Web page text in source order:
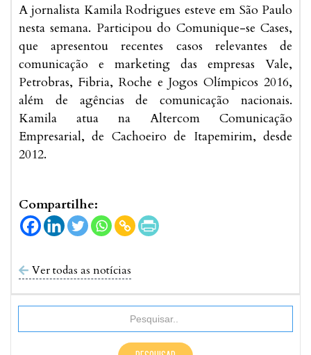
A jornalista Kamila Rodrigues esteve em São Paulo
nesta semana. Participou do Comunique-se Cases,
que apresentou recentes casos relevantes de
comunicação e marketing das empresas Vale,
Petrobras, Fibria, Roche e Jogos Olímpicos 2016,
além de agências de comunicação nacionais.
Kamila atua na Altercom Comunicação
Empresarial, de Cachoeiro de Itapemirim, desde
2012.
Compartilhe:
 Ver todas as notícias